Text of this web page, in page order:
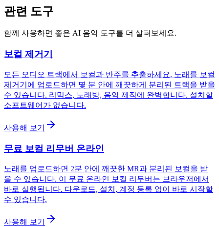
관련 도구
함께 사용하면 좋은 AI 음악 도구를 더 살펴보세요.
보컬 제거기
모든 오디오 트랙에서 보컬과 반주를 추출하세요. 노래를 보컬
제거기에 업로드하면 몇 분 안에 깨끗하게 분리된 트랙을 받을
수 있습니다. 리믹스, 노래방, 음악 제작에 완벽합니다. 설치할
소프트웨어가 없습니다.
사용해 보기
무료 보컬 리무버 온라인
노래를 업로드하면 2분 안에 깨끗한 MR과 분리된 보컬을 받
을 수 있습니다. 이 무료 온라인 보컬 리무버는 브라우저에서
바로 실행됩니다. 다운로드, 설치, 계정 등록 없이 바로 시작할
수 있습니다.
사용해 보기